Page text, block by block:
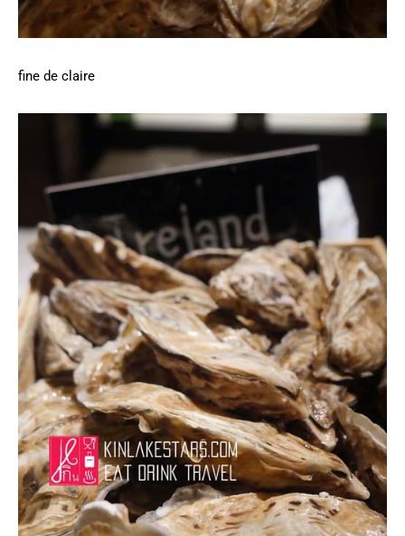
fine de claire